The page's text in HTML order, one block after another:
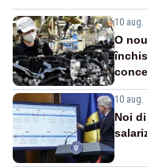
10 aug.
O
10 aug.
Noi